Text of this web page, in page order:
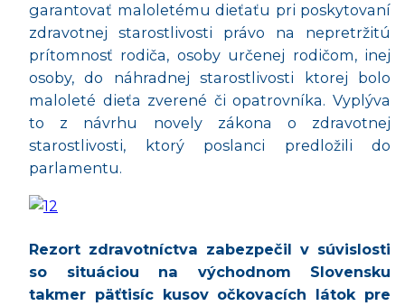
garantovať maloletému dieťaťu pri poskytovaní
zdravotnej starostlivosti právo na nepretržitú
prítomnosť rodiča, osoby určenej rodičom, inej
osoby, do náhradnej starostlivosti ktorej bolo
maloleté dieťa zverené či opatrovníka. Vyplýva
to z návrhu novely zákona o zdravotnej
starostlivosti, ktorý poslanci predložili do
parlamentu.
Rezort zdravotníctva zabezpečil v súvislosti
so situáciou na východnom Slovensku
takmer päťtisíc kusov očkovacích látok pre